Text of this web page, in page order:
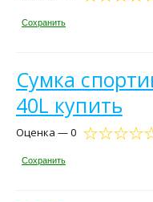
Сохранить
Сумка
40L купить
Оценка — 0
Сохранить